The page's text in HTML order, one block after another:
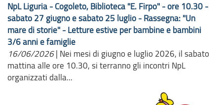
NpL Liguria - Cogoleto, Biblioteca "E. Firpo" - ore 10.30 -
sabato 27 giugno e sabato 25 luglio - Rassegna: "Un
mare di storie" - Letture estive per bambine e bambini
3/6 anni e famiglie
16/06/2026 | Nei mesi di giugno e luglio 2026, il sabato
mattina alle ore 10.30, si terranno gli incontri NpL
organizzati dalla...